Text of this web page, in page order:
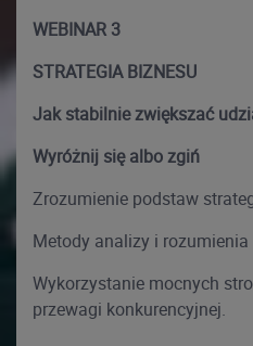
WEBINAR 3
STRATEGIA BIZNESU
Jak stabilnie zwiększać
Wyróżnij się albo zgiń
Zrozumienie podstaw
Metody analizy i
Wykorzystanie mocnych
przewagi konkurencyjnej.